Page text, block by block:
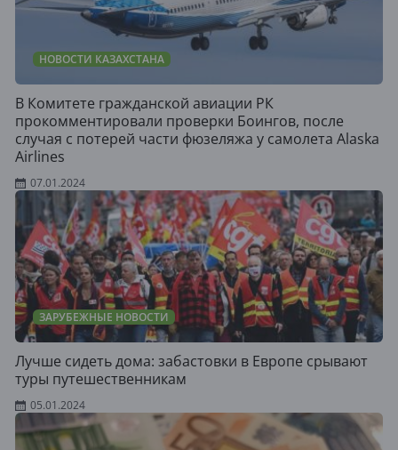
НОВОСТИ КАЗАХСТАНА
В Комитете гражданской авиации РК
прокомментировали проверки Боингов, после
случая с потерей части фюзеляжа у самолета Alaska
Airlines
07.01.2024
ЗАРУБЕЖНЫЕ НОВОСТИ
Лучше сидеть дома: забастовки в Европе срывают
туры путешественникам
05.01.2024